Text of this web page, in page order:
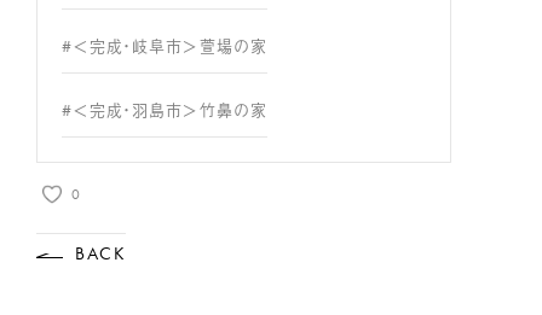
#＜完成・岐阜市＞萱場の家
#＜完成・羽島市＞竹鼻の家
0
BACK